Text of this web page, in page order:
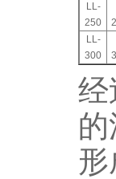
LL-
250
LL-
300
经